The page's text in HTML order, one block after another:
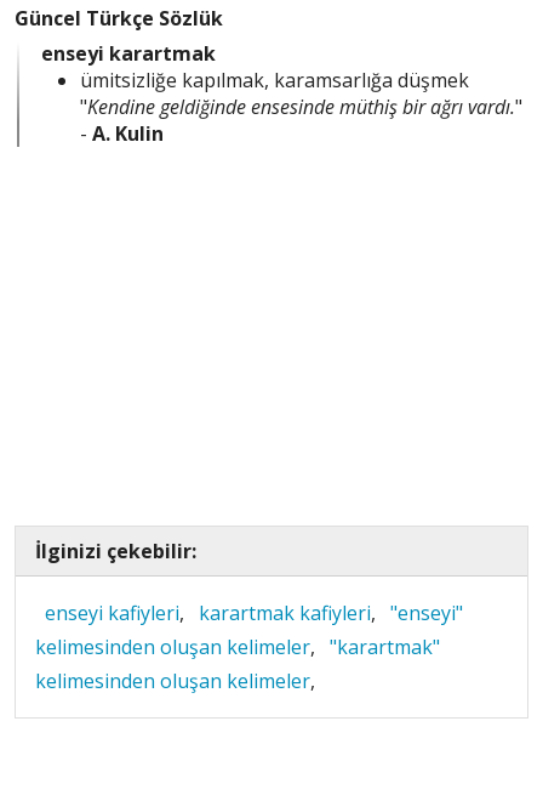
Güncel Türkçe Sözlük
enseyi karartmak
ümitsizliğe kapılmak, karamsarlığa düşmek
"Kendine geldiğinde ensesinde müthiş bir ağrı vardı."
- A. Kulin
İlginizi çekebilir:
enseyi kafiyleri, karartmak kafiyleri, "enseyi"
kelimesinden oluşan kelimeler, "karartmak"
kelimesinden oluşan kelimeler,